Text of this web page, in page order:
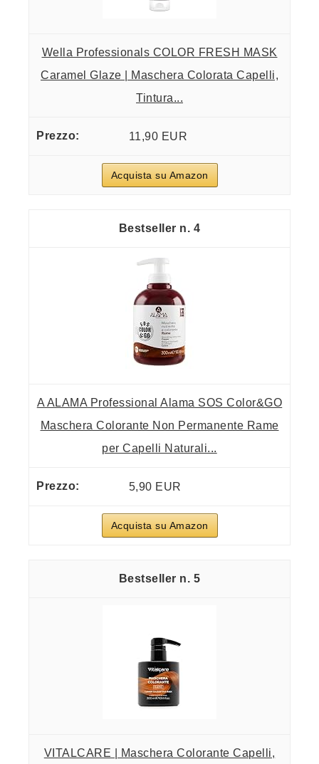
Wella Professionals COLOR FRESH MASK
Caramel Glaze | Maschera Colorata Capelli,
Tintura...
11,90 EUR
Acquista su Amazon
4
A ALAMA Professional Alama SOS Color&GO
Maschera Colorante Non Permanente Rame
per Capelli Naturali...
5,90 EUR
Acquista su Amazon
5
VITALCARE | Maschera Colorante Capelli,